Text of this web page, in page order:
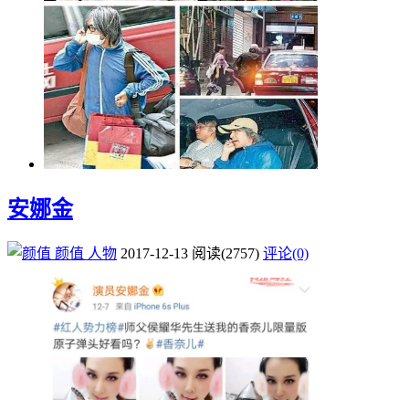
安娜金
颜值 人物 2017-12-13 阅读(2757) 评论(0)